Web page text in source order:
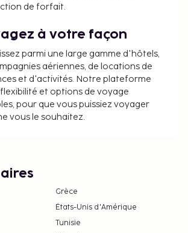
peuvent être mentionnés hors
de compagnie, y compris les
ne sont pas acceptés
de forfait.
à votre façon
parmi une large gamme d'hôtels,
aériennes, de locations de
et d'activités. Notre plateforme
et options de voyage
pour que vous puissiez voyager
vous le souhaitez.
Grèce
États-Unis d'Amérique
Tunisie